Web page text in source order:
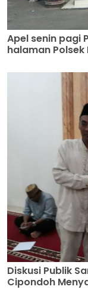
Apel senin pagi
halaman Polsek
Diskusi Publik
Cipondoh